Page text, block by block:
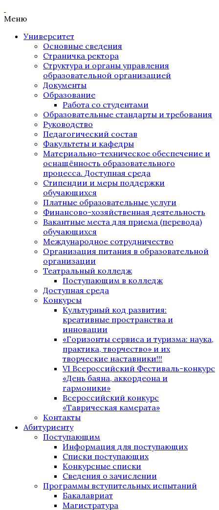
Меню
Университет
Основные сведения
Страничка ректора
Структура и органы управления
образовательной организацией
Документы
Образование
Работа со студентами
Образовательные стандарты и требования
Руководство
Педагогический состав
Факультеты и кафедры
Материально-техническое обеспечение и
оснащённость образовательного
процесса. Доступная среда
Стипендии и меры поддержки
обучающихся
Платные образовательные услуги
Финансово-хозяйственная деятельность
Вакантные места для приема (перевода)
обучающихся
Международное сотрудничество
Организация питания в образовательной
организации
Театральный колледж
Поступающим в колледж
Доступная среда
Конкурсы
Культурный код развития:
креативные пространства и
инновации
«Горизонты сервиса и туризма: наука,
практика, творчество» и их
творческие наставники!!!
VI Всероссийский Фестиваль-конкурс
«День баяна, аккордеона и
гармоники»
Всероссийский конкурс
«Таврическая камерата»
Контакты
Абитуриенту
Поступающим
Информация для поступающих
Списки поступающих
Конкурсные списки
Сведения о зачислении
Программы вступительных испытаний
Бакалавриат
Магистратура